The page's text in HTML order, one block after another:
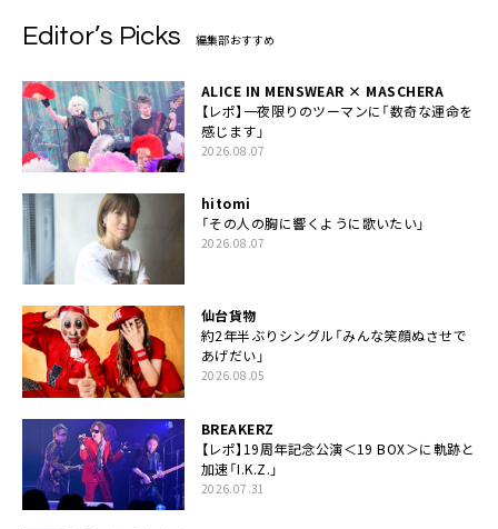
Editor’s Picks 編集部おすすめ
ALICE IN MENSWEAR × MASCHERA
【レポ】一夜限りのツーマンに「数奇な運命を
感じます」
2026.08.07
hitomi
「その人の胸に響くように歌いたい」
2026.08.07
仙台貨物
約2年半ぶりシングル「みんな笑顔ぬさせで
あげだい」
2026.08.05
BREAKERZ
【レポ】19周年記念公演＜19 BOX＞に軌跡と
加速「I.K.Z.」
2026.07.31